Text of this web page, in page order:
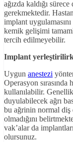
ağızda kaldığı
gerekmektedir.
implant
kemik gelişimi
tercih edilmeyebilir.
Implant
Uygun anestezi
Operasyon
kullanılabilir.
duyulabilecek ağrı
bu ağrinin normal diş
olmadığını
vak’alar da
olursunuz.